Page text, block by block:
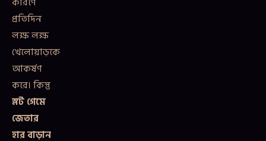
প্রতিদিন
লক্ষ লক্ষ
খেলোয়াড়কে
আকর্ষণ
করে। কিন্তু
স্লট গেমে
জেতার
হার বাড়ান